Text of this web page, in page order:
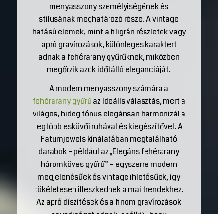
menyasszony személyiségének és
stílusának meghatározó része. A vintage
hatású elemek, mint a filigrán részletek vagy
apró gravírozások, különleges karaktert
adnak a fehérarany gyűrűknek, miközben
megőrzik azok időtálló eleganciáját.
A modern menyasszony számára a
fehérarany gyűrűaz ideális választás, mert a
világos, hideg tónus elegánsan harmonizál a
legtöbb esküvői ruhával és kiegészítővel. A
Fatumjewels kínálatában megtalálható
darabok – például az „Elegáns fehérarany
háromköves gyűrű” – egyszerre modern
megjelenésűek és vintage ihletésűek, így
tökéletesen illeszkednek a mai trendekhez.
Az apró díszítések és a finom gravírozások